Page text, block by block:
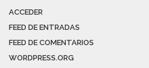
ACCEDER
FEED DE ENTRADAS
FEED DE COMENTARIOS
WORDPRESS.ORG